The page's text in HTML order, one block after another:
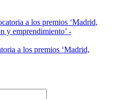
a los premios ‘Madrid,